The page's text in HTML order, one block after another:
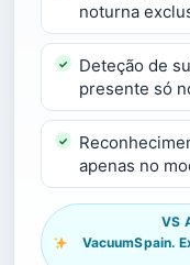
noturna
Deteção de
presente só
apenas no
VS
VacuumSpain.